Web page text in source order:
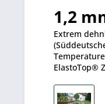
1,2
Extrem
ElastoTop®